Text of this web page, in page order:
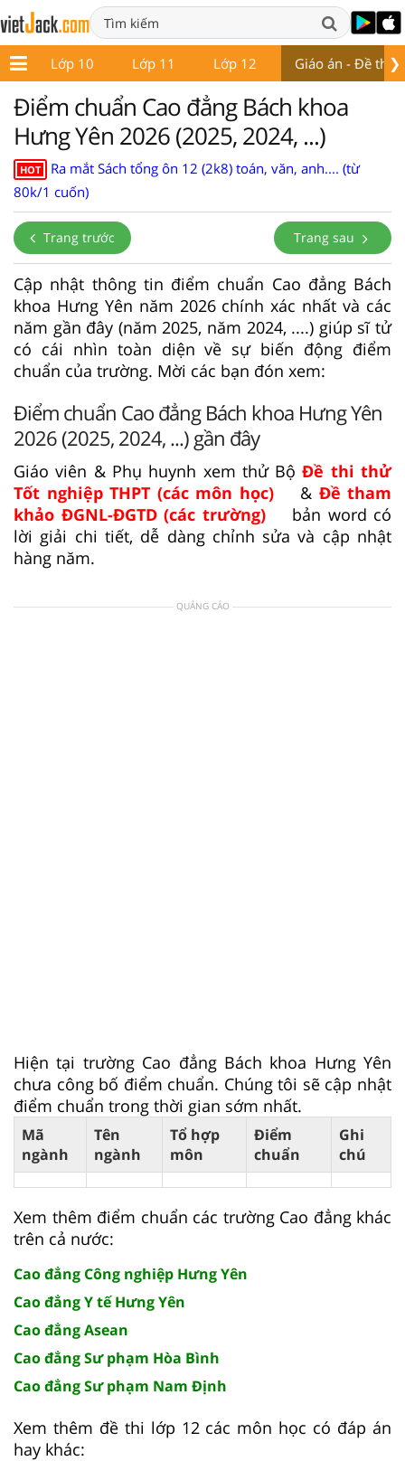
❯
9 Lớp 10 Lớp 11 Lớp 12 Giáo án - Đề thi
Điểm chuẩn Cao đẳng Bách khoa
Hưng Yên 2026 (2025, 2024, ...)
HOT
Ra mắt Sách tổng ôn 12 (2k8) toán, văn, anh.... (từ
80k/1 cuốn)
Trang trước Trang sau
Cập nhật thông tin điểm chuẩn Cao đẳng Bách
khoa Hưng Yên năm 2026 chính xác nhất và các
năm gần đây (năm 2025, năm 2024, ....) giúp sĩ tử
có cái nhìn toàn diện về sự biến động điểm
chuẩn của trường. Mời các bạn đón xem:
Điểm chuẩn Cao đẳng Bách khoa Hưng Yên
2026 (2025, 2024, ...) gần đây
Giáo viên & Phụ huynh xem thử BộĐề thi thử
Tốt nghiệp THPT (các môn học)
& Đề tham
khảo ĐGNL-ĐGTD (các trường)
bản word có
lời giải chi tiết, dễ dàng chỉnh sửa và cập nhật
hàng năm.
QUẢNG CÁO
Hiện tại trường Cao đẳng Bách khoa Hưng Yên
chưa công bố điểm chuẩn. Chúng tôi sẽ cập nhật
điểm chuẩn trong thời gian sớm nhất.
Mã
ngành
Tên
ngành
Tổ hợp
môn
Điểm
chuẩn
Ghi
chú
Xem thêm điểm chuẩn các trường Cao đẳng khác
trên cả nước:
Cao đẳng Công nghiệp Hưng Yên
Cao đẳng Y tế Hưng Yên
Cao đẳng Asean
Cao đẳng Sư phạm Hòa Bình
Cao đẳng Sư phạm Nam Định
Xem thêm đề thi lớp 12 các môn học có đáp án
hay khác: